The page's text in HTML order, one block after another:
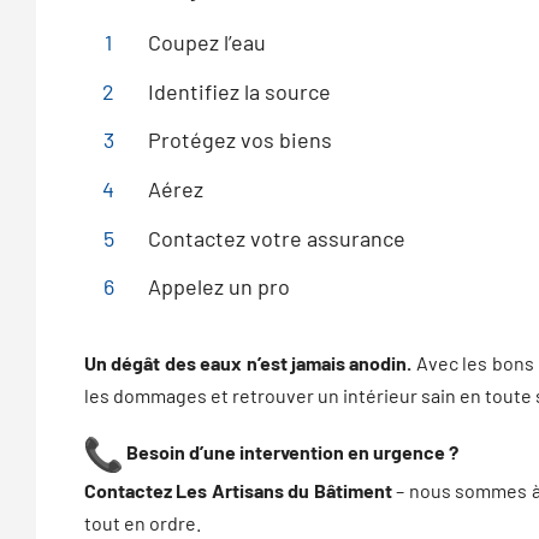
1
Coupez l’eau
2
Identifiez la source
3
Protégez vos biens
4
Aérez
5
Contactez votre assurance
6
Appelez un pro
Un dégât des eaux n’est jamais anodin. Avec les
les dommages et retrouver un intérieur sain en toute
Besoin d’une intervention en urgence ?
Contactez Les Artisans du Bâtiment– nous sommes
tout en ordre.